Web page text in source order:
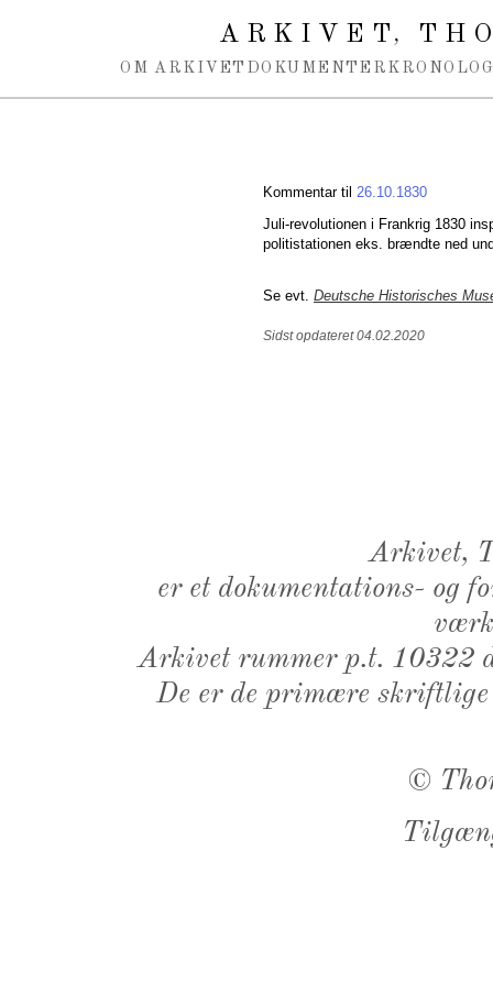
ARKIVET,
OM ARKIVET DOKUMENTER
Kommentar til 26.10.1830
Juli-revolutionen i Frankrig 1830
politistationen eks. brændte ned
Se evt. Deutsche Historisches
Sidst opdateret 04.02.2020
Arkivet,
er et dokumentations- og
Arkivet rummer p.t. 10322
De er de primære
©